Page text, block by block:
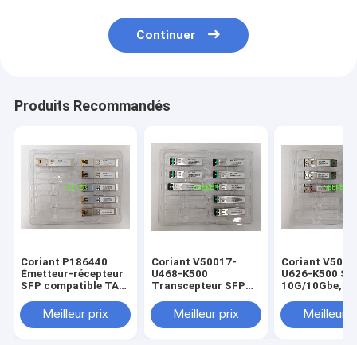
Continuer
Produits Recommandés
Coriant P186440
Émetteur-récepteur
SFP compatible TAA
(cuivre, 100m, RJ-
45)
Meilleur prix
Coriant V50017-
U468-K500
Transcepteur SFP
1000Base-ZX (SMF,
1550nm, 80km, LC,
Meilleur prix
Coriant
U626-K500
10G/10Gbe,
Meilleur